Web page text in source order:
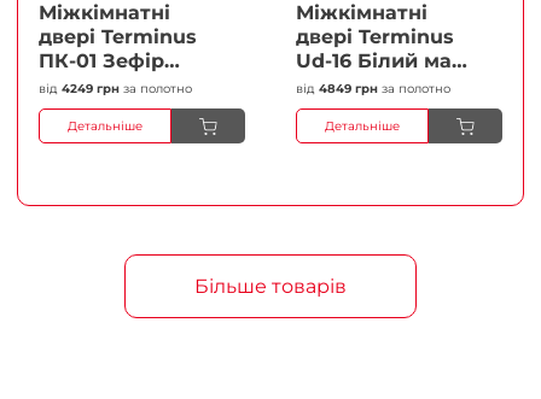
Міжкімнатні
двері Terminus
ПК-01 Зефір
Глухі Плівка
від 4249 грн за полотно
Детальніше
Міжкімнатні
двері Terminus
Ud-16 Білий мат
(Термінус) Сатин
білий Плівка
від 4849 грн за полотно
Детальніше
Більше товарів